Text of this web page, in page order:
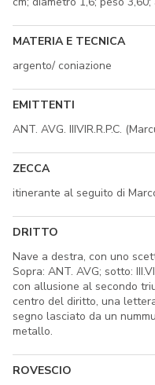
MATERIA E TECNICA
argento/ coniazione
EMITTENTI
ANT. AVG. IIIVIR.R.P.C.
ZECCA
itinerante al seguito di
DRITTO
Nave a destra, con uno
Sopra: ANT. AVG; sotto:
con allusione al secondo
centro del diritto, una
segno lasciato da un
metallo.
ROVESCIO